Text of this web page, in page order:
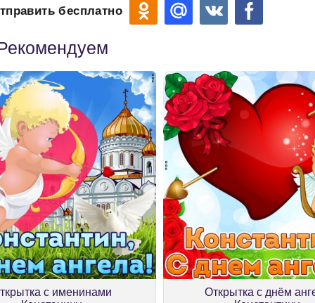
бесплатно
с именинами
Открытка с днём